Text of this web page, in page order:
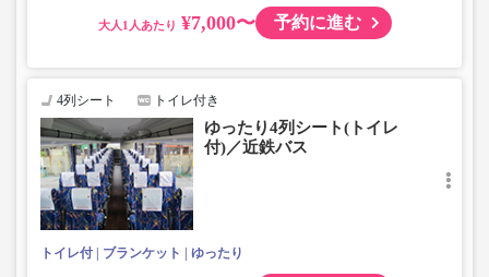
大人 ¥7,000〜 予約に進む
4列シート トイレ付き
ゆったり4列シート(トイレ
付)／近鉄バス
トイレ付 ブランケット ゆったり